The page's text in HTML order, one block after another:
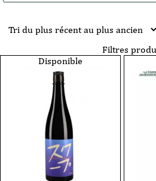
Filtres
Disponible